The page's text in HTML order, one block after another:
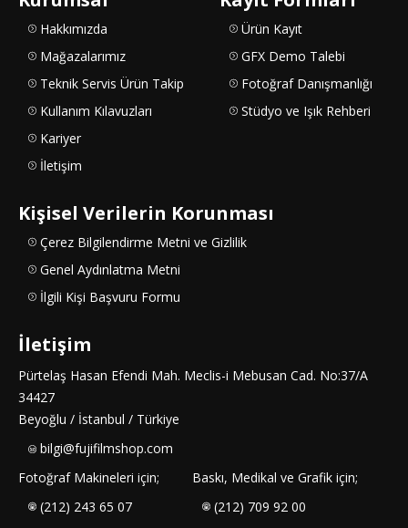
Hakkımızda
Mağazalarımız
Teknik Servis Ürün Takip
Kullanım Kılavuzları
Kariyer
İletişim
Ürün Kayıt
GFX Demo Talebi
Fotoğraf Danışmanlığı
Stüdyo ve Işık Rehberi
Kişisel Verilerin Korunması
Çerez Bilgilendirme Metni ve Gizlilik
Genel Aydınlatma Metni
İlgili Kişi Başvuru Formu
İletişim
Pürtelaş Hasan Efendi Mah. Meclis-i Mebusan Cad. No:37/A
34427
Beyoğlu / İstanbul / Türkiye
bilgi@fujifilmshop.com
Fotoğraf Makineleri için;
(212) 243 65 07
Baskı, Medikal ve Grafik için;
(212) 709 92 00